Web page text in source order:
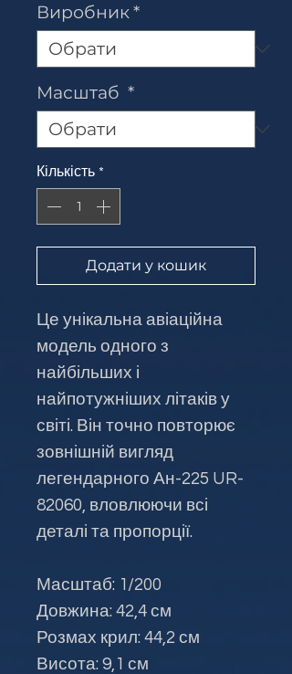
Виробник*
Масштаб *
Кількість *
Додати у кошик
Це унікальна авіаційна
модель одного з
найбільших і
найпотужніших літаків у
світі. Він точно повторює
зовнішній вигляд
легендарного Ан-225 UR-
82060, вловлюючи всі
деталі та пропорції.
Масштаб: 1/200
Довжина: 42,4 см
Розмах крил: 44,2 см
Висота: 9,1 см